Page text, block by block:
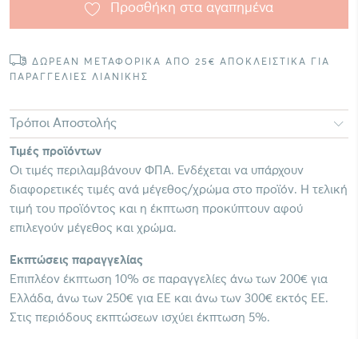
Προσθήκη στα αγαπημένα
ΔΩΡΕΑΝ ΜΕΤΑΦΟΡΙΚΑ ΑΠΟ 25€ ΑΠΟΚΛΕΙΣΤΙΚΑ ΓΙΑ
ΠΑΡΑΓΓΕΛΙΕΣ ΛΙΑΝΙΚΗΣ
Τρόποι Αποστολής
Τιμές προϊόντων
Οι τιμές περιλαμβάνουν ΦΠΑ. Ενδέχεται να υπάρχουν
διαφορετικές τιμές ανά μέγεθος/χρώμα στο προϊόν. Η τελική
τιμή του προϊόντος και η έκπτωση προκύπτουν αφού
επιλεγούν μέγεθος και χρώμα.
Εκπτώσεις παραγγελίας
Επιπλέον έκπτωση 10% σε παραγγελίες άνω των 200€ για
Ελλάδα, άνω των 250€ για ΕΕ και άνω των 300€ εκτός ΕΕ.
Στις περιόδους εκπτώσεων ισχύει έκπτωση 5%.